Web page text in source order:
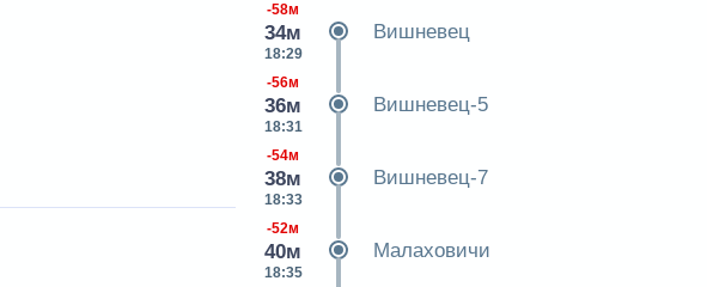
-58м
34м
18:29
Вишневец
-56м
36м
18:31
Вишневец-5
-54м
38м
18:33
Вишневец-7
-52м
40м
18:35
Малаховичи